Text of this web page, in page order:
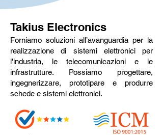
Takius Electronics
Forniamo soluzioni all’avanguardia per la
realizzazione di sistemi elettronici per
l'industria, le telecomunicazioni e le
infrastrutture. Possiamo progettare,
ingegnerizzare, prototipare e produrre
schede e sistemi elettronici.